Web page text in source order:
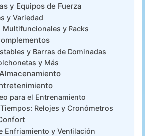
y Equipos de Fuerza
y Variedad
Multifuncionales y Racks
y Barras de Dominadas
y Más
para el Entrenamiento
Relojes y Cronómetros
Enfriamiento y Ventilación